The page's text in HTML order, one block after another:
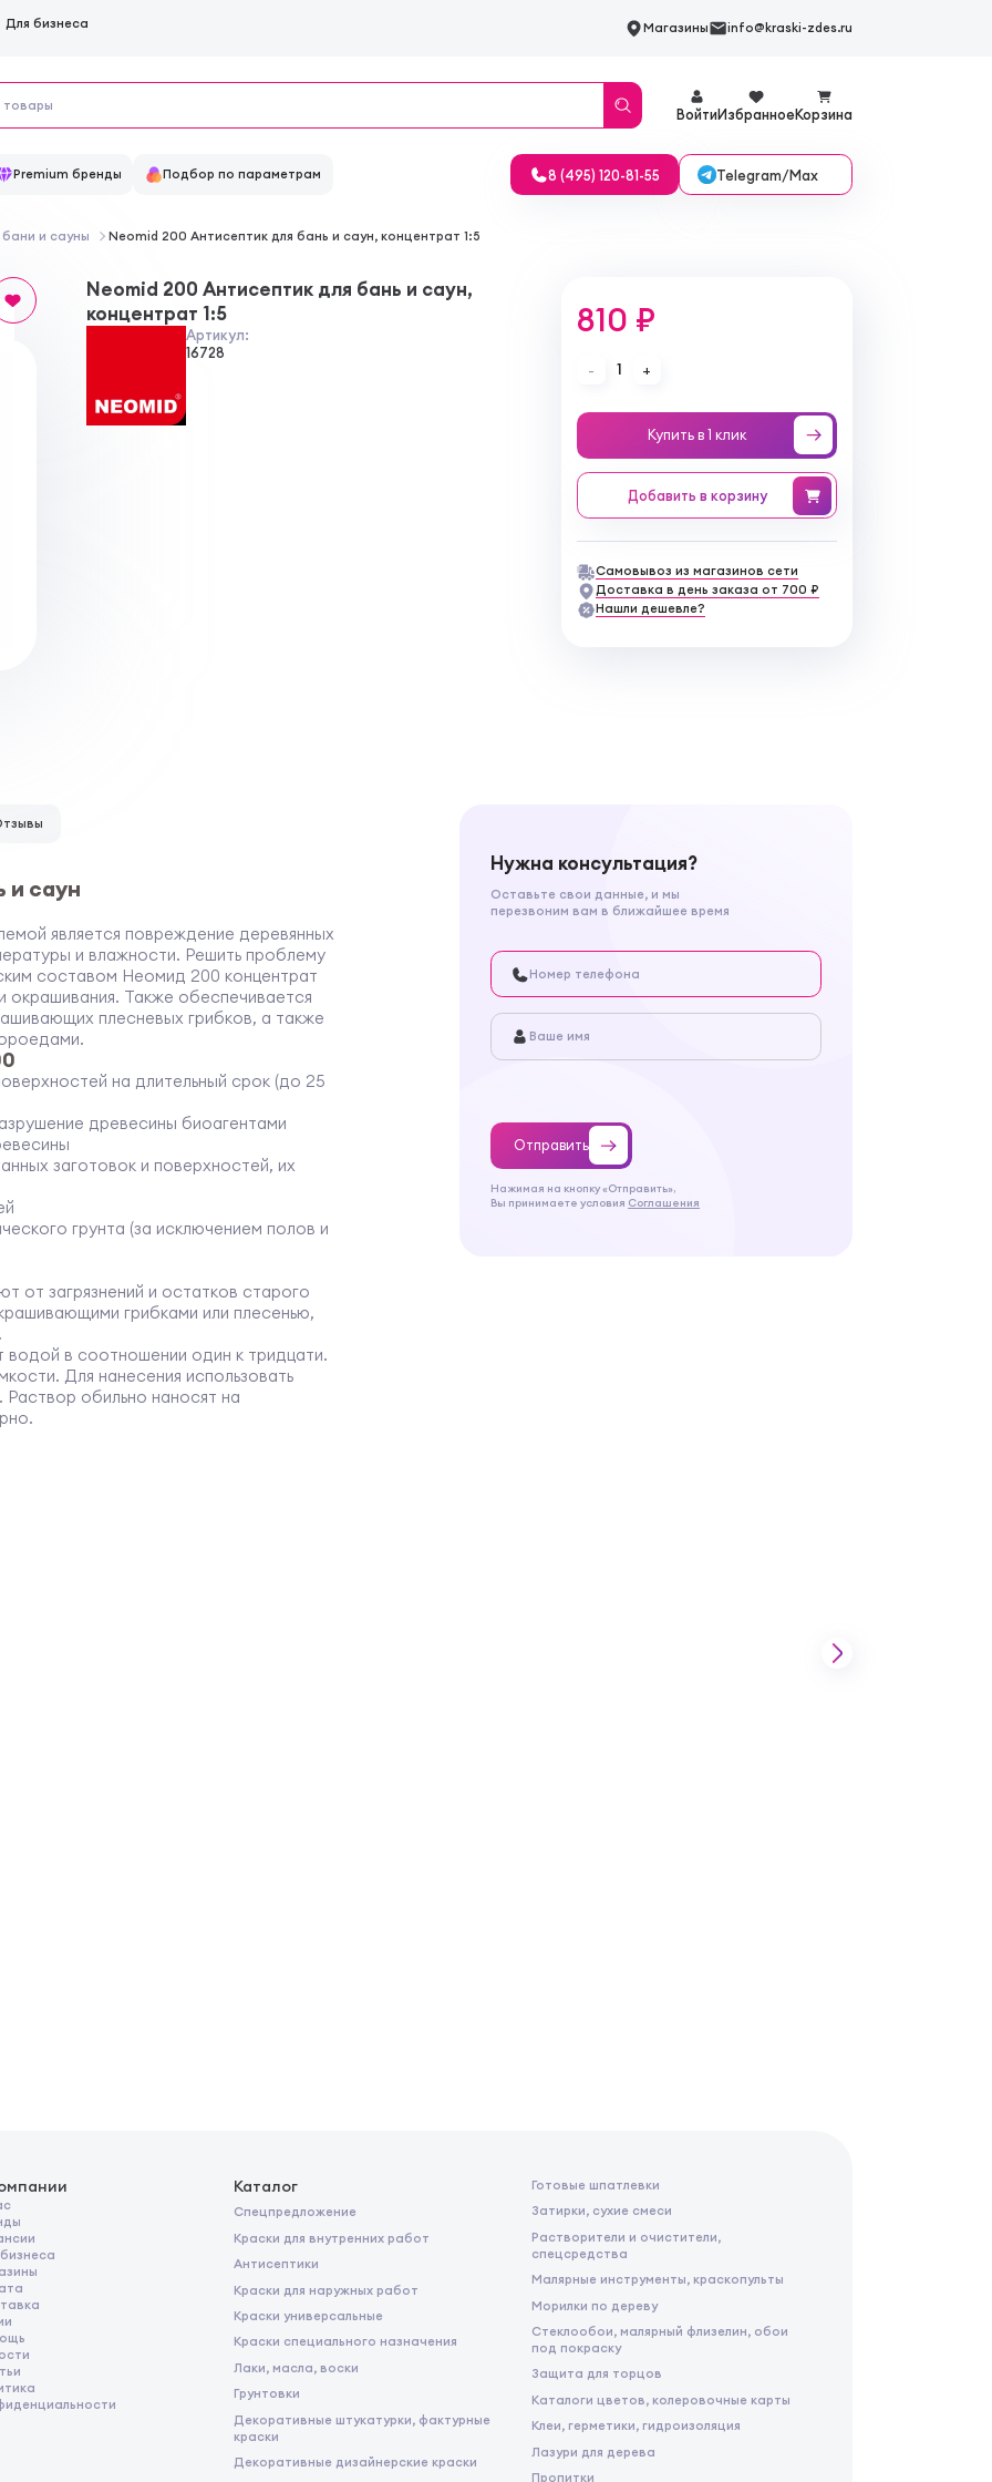
Для бизнеса Магазины info@kraski-zdes.ru
ВойтиИзбранноеКорзина
Premium бренды Подбор по параметрам 8 (495) 120-81-55 Telegram/Max
и сауны Neomid 200 Антисептик для бань и саун, концентрат 1:5
Neomid 200 Антисептик для бань и саун,
концентрат 1:5
Артикул:
16728
810 ₽
- 1 +
Купить в 1 клик
Добавить в корзину
Самовывоз из магазинов сети
Доставка в день заказа от 700 ₽
Нашли дешевле?
и саун
является повреждение деревянных
и влажности. Решить проблему
составом Неомид 200 концентрат
окрашивания. Также обеспечивается
плесневых грибков, а также
на длительный срок (до 25
древесины биоагентами
заготовок и поверхностей, их
грунта (за исключением полов и
от загрязнений и остатков старого
грибками или плесенью,
.
в соотношении один к тридцати.
Для нанесения использовать
Раствор обильно наносят на
и влажности 60%).
до пяти циклов замораживания без
Нужна консультация?
Оставьте свои данные, и мы
перезвоним вам в ближайшее время
Отправить
Нажимая на кнопку «Отправить»,
Вы принимаете условия Соглашения
Каталог
Спецпредложение
Краски для внутренних работ
Антисептики
Краски для наружных работ
Краски универсальные
Краски специального назначения
Лаки, масла, воски
Грунтовки
Декоративные штукатурки, фактурные
краски
Декоративные дизайнерские краски
Готовые шпатлевки
Затирки, сухие смеси
Растворители и очистители,
спецсредства
Малярные инструменты, краскопульты
Морилки по дереву
Стеклообои, малярный флизелин, обои
под покраску
Защита для торцов
Каталоги цветов, колеровочные карты
Клеи, герметики, гидроизоляция
Лазури для дерева
Пропитки